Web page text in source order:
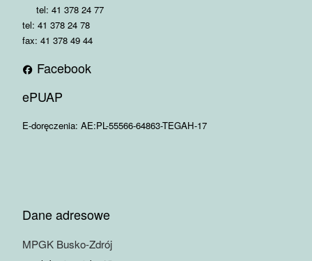
tel: 41 378 24 77
tel: 41 378 24 78
fax: 41 378 49 44
Facebook
ePUAP
E-doręczenia: AE:PL-55566-64863-TEGAH-17
Dane adresowe
MPGK Busko-Zdrój